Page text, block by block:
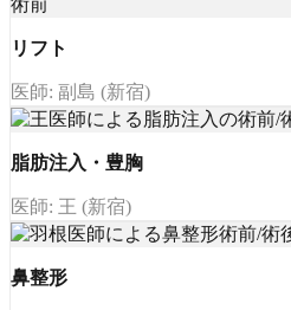
リフト
医師: 副島 (新宿)
脂肪注入・豊胸
医師: 王 (新宿)
鼻整形